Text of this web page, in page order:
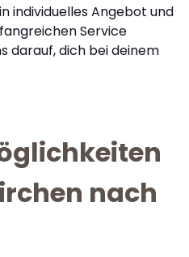
individuelles Angebot und
Service
darauf, dich bei deinem
nach